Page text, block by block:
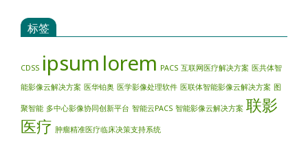
标签
CDSS ipsum lorem PACS 互联网医疗解决方案 医共体智
能影像云解决方案 医华铂奥 医学影像处理软件 医联体智能影像云解决方案 图
聚智能 多中心影像协同创新平台 智能云PACS 智能影像云解决方案 联影
医疗 肿瘤精准医疗临床决策支持系统